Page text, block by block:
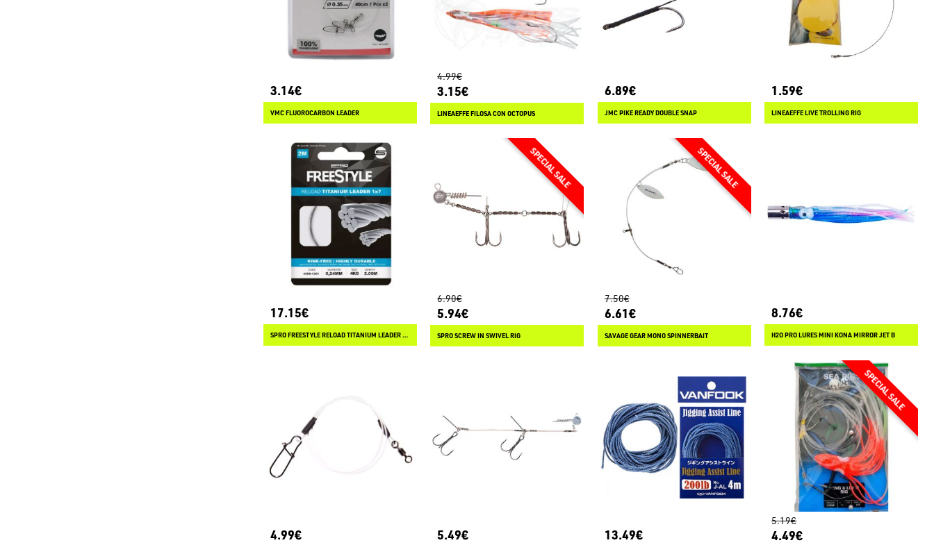
3.14€
VMC FLUOROCARBON LEADER
4.99€
3.15€
LINEAEFFE FILOSA CON OCTOPUS
6.89€
JMC PIKE READY DOUBLE SNAP
1.59€
LINEAEFFE LIVE TROLLING RIG
17.15€
SPRO FREESTYLE RELOAD TITANIUM LEADER 1X7
6.90€
5.94€
SPRO SCREW IN SWIVEL RIG
7.50€
6.61€
SAVAGE GEAR MONO SPINNERBAIT
8.76€
H2O PRO LURES MINI KONA MIRROR JET B
4.99€ 5.49€ 13.49€
5.19€
4.49€